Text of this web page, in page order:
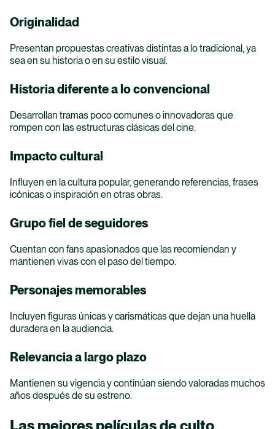
comienza a forjar tu futuro profesional con calidad,
compromiso y responsabilidad.
para hacer realidad tus estudios.
Ir a Financiación
Originalidad
Presentan propuestas creativas distintas a lo tradicional, ya
sea en su historia o en su estilo visual.
Historia diferente a lo convencional
Desarrollan tramas poco comunes o innovadoras que
rompen con las estructuras clásicas del cine.
Impacto cultural
Influyen en la cultura popular, generando referencias, frases
icónicas o inspiración en otras obras.
Grupo fiel de seguidores
Cuentan con fans apasionados que las recomiendan y
mantienen vivas con el paso del tiempo.
Personajes memorables
Incluyen figuras únicas y carismáticas que dejan una huella
duradera en la audiencia.
Relevancia a largo plazo
Mantienen su vigencia y continúan siendo valoradas muchos
años después de su estreno.